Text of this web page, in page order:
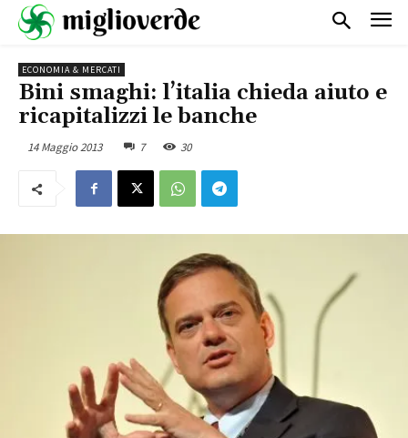
ECONOMIA & MERCATI
Bini smaghi: l’italia chieda aiuto e
ricapitalizzi le banche
14 Maggio 2013 7 30